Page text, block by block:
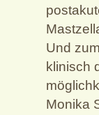
Und
klinisch
Monika